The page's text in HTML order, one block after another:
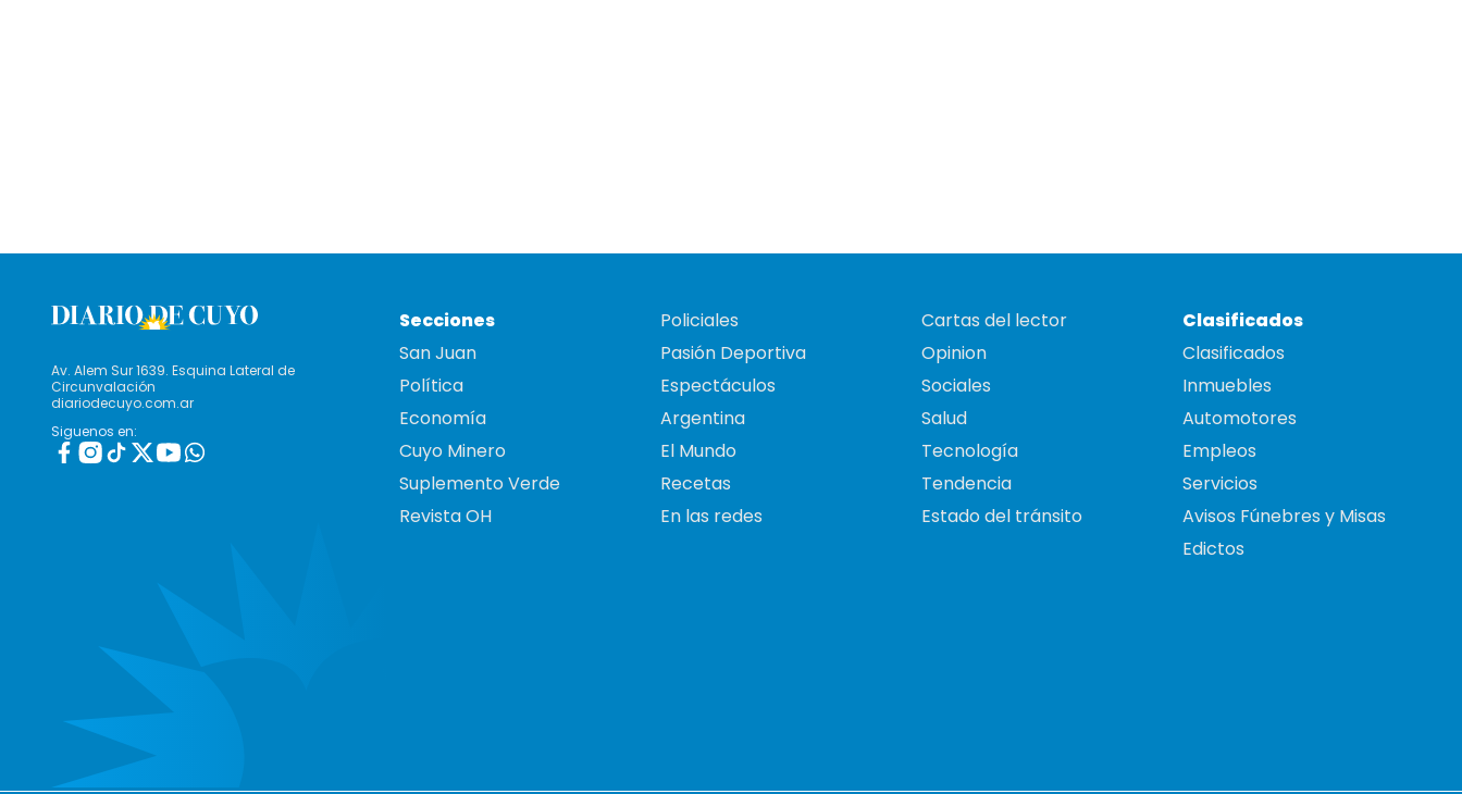
Av. Alem Sur 1639. Esquina Lateral de
Circunvalación
diariodecuyo.com.ar
Siguenos en:
Secciones
San Juan
Política
Economía
Cuyo Minero
Suplemento Verde
Revista OH
Policiales
Pasión Deportiva
Espectáculos
Argentina
El Mundo
Recetas
En las redes
Cartas del lector
Opinion
Sociales
Salud
Tecnología
Tendencia
Estado del tránsito
Clasificados
Clasificados
Inmuebles
Automotores
Empleos
Servicios
Avisos Fúnebres y Misas
Edictos